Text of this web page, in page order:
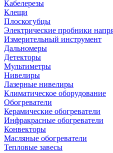
Кабелерезы
Клещи
Плоскогубцы
Электрические пробники
Измерительный инструмент
Дальномеры
Детекторы
Мультиметры
Нивелиры
Лазерные нивелиры
Климатическое оборудование
Обогреватели
Керамические обогреватели
Инфракрасные обогреватели
Конвекторы
Масляные обогреватели
Тепловые завесы